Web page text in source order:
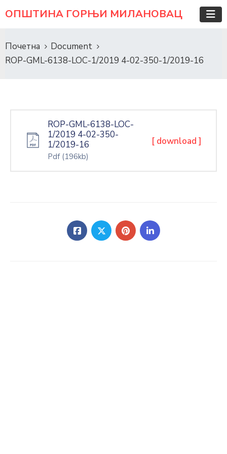
ОПШТИНА ГОРЊИ МИЛАНОВАЦ
Почетна
Document
ROP-GML-6138-LOC-1/2019 4-02-350-1/2019-16
ROP-GML-6138-LOC-
1/2019 4-02-350-
1/2019-16
Pdf (196kb)
[ download ]